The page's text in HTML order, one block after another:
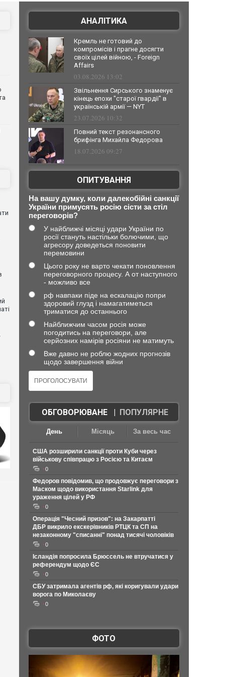
АНАЛІТИКА
Кремль не готовий до
компромісів і прагне досягти
своїх цілей війною, - Foreign
Affairs
03.08.2026 13:02
Звільнення Сирського знаменує
кінець епохи "старої гвардії" в
українській армії — NYT
23.07.2026 10:32
Повний текст резонансного
брифінга Михайла Федорова
18.07.2026 09:27
ОПИТУВАННЯ
На вашу думку, коли далекобійні санкції
України примусять росію сісти за стіл
переговорів?
У найближчі місяці удари України по
росії стануть настільки болючими, що
агресору доведеться поновити
перемовини
Цього року не варто чекати поновлення
переговорного процесу. А от наступного
- можливо все
рф навпаки піде на ескалацію попри
здоровий глузд і намагатиметься
триматися до останнього
Найближчим часом росія може
погодитись на переговори, але
серйозних намірів росіяни не матимуть
Вже давно не роблю жодних прогнозів
щодо завершення війни
ОБГОВОРЮВАНЕ| ПОПУЛЯРНЕ
День Місяць За весь час
США розширили санкції проти Куби через
військову співпрацю з Росією та Китаєм
0
Федоров повідомив, що продовжує переговори з
Маском щодо використання Starlink для
ураження цілей у РФ
0
Операція "Чесний призов": на Закарпатті
ДБР викрило екскерівників РТЦК та СП на
незаконному "списанні" понад тисячі чоловіків
0
Ісландія попросила Брюссель не втручатися у
референдум щодо ЄС
0
СБУ затримала агентів рф, які коригували удари
ворога по Миколаєву
0
ФОТО